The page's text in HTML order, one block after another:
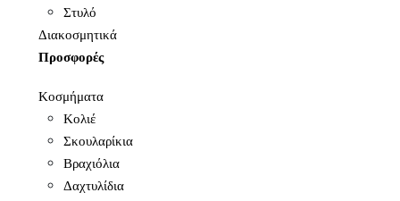
Στυλό
Διακοσμητικά
Προσφορές
Κοσμήματα
Κολιέ
Σκουλαρίκια
Βραχιόλια
Δαχτυλίδια